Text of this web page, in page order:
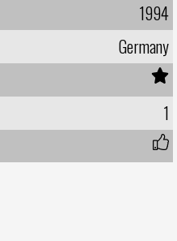
1994
Germany
1